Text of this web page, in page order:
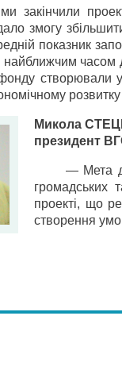
закінчили
змогу
показник
найближчим часом
створювали
розвитку
Микола
президент
— Мета
громадських
проекті, що
створення